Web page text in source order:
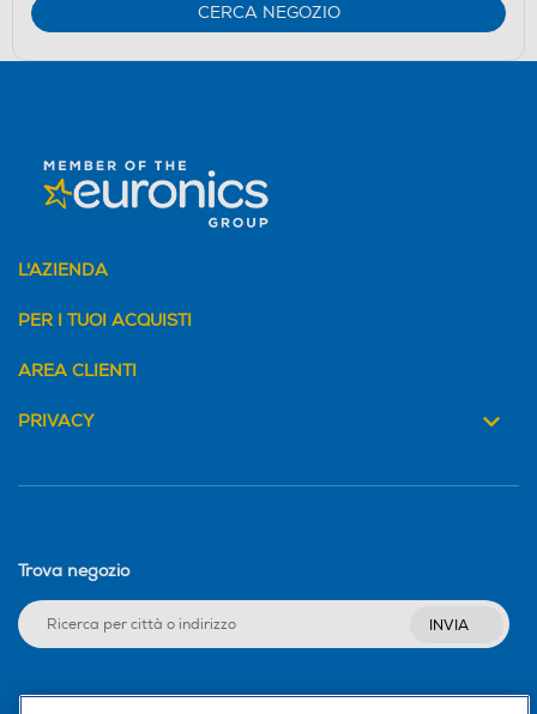
CERCA NEGOZIO
L'AZIENDA
PER I TUOI ACQUISTI
AREA CLIENTI
PRIVACY
Trova negozio
INVIA